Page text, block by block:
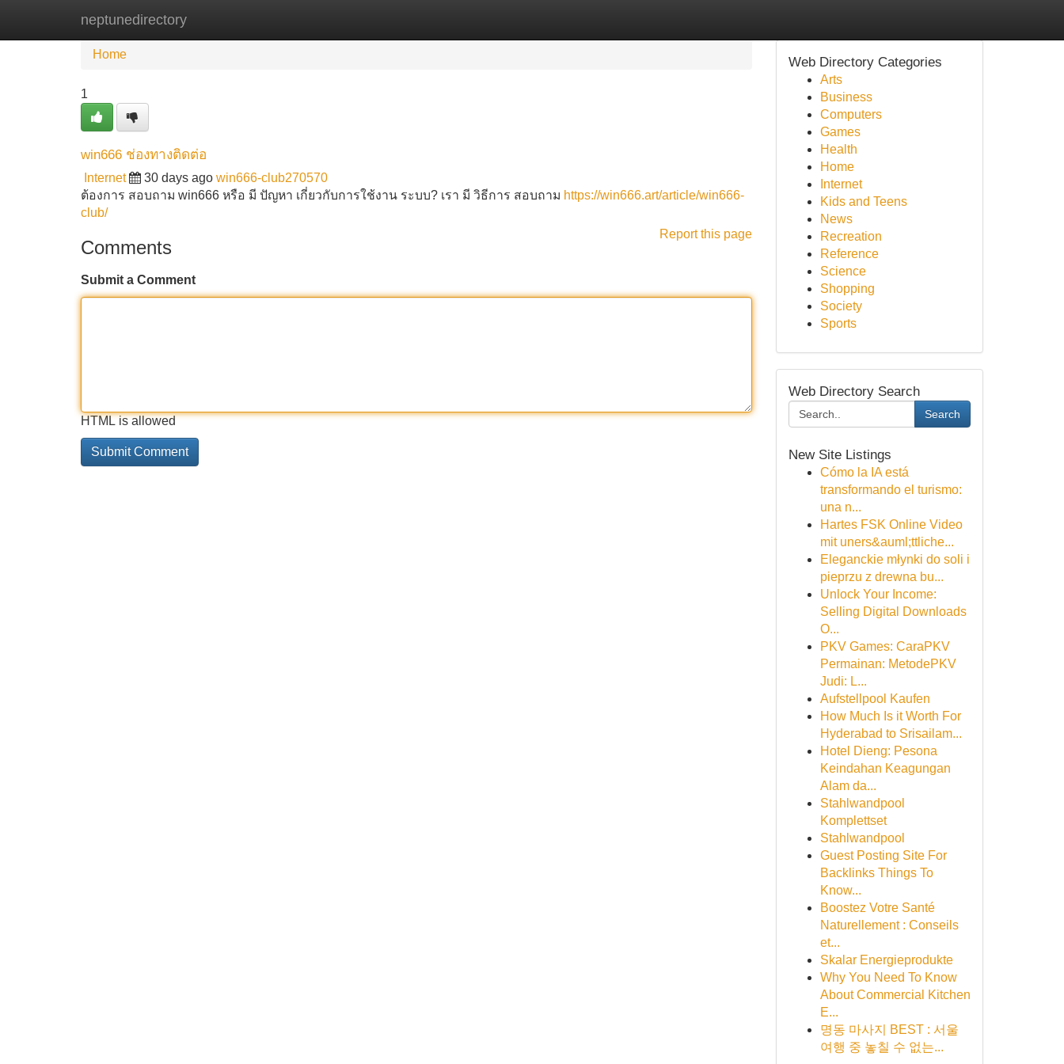
neptunedirectory
Home New Site Listings
Home
1
win666 ช่องทางติดต่อ
Internet 30 days ago win666-club270570
ต้องการ สอบถาม win666 หรือ มี ปัญหา เกี่ยวกับการใช้งาน ระบบ? เรา มี วิธีการ สอบถาม https://win666.art/article/win666-
club/
Report this page
Comments
Submit a Comment
HTML is allowed
Web Directory Categories
Arts
Business
Computers
Games
Health
Home
Internet
Kids and Teens
News
Recreation
Reference
Science
Shopping
Society
Sports
Web Directory Search
Search
New Site Listings
Cómo la IA está
transformando el turismo:
una n...
Hartes FSK Online Video
mit uners&auml;ttliche...
Eleganckie młynki do soli i
pieprzu z drewna bu...
Unlock Your Income:
Selling Digital Downloads
O...
PKV Games: CaraPKV
Permainan: MetodePKV
Judi: L...
Aufstellpool Kaufen
How Much Is it Worth For
Hyderabad to Srisailam...
Hotel Dieng: Pesona
Keindahan Keagungan
Alam da...
Stahlwandpool
Komplettset
Stahlwandpool
Guest Posting Site For
Backlinks Things To
Know...
Boostez Votre Santé
Naturellement : Conseils
et...
Skalar Energieprodukte
Why You Need To Know
About Commercial Kitchen
E...
명동 마사지 BEST : 서울
여행 중 놓칠 수 없는...